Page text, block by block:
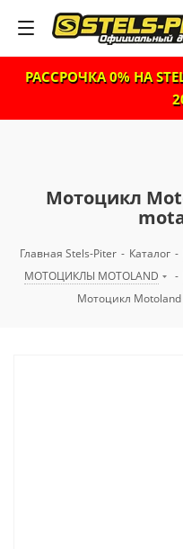
РАССРОЧКА 0% НА
Мотоцикл
Главная Stels-Piter - Каталог -
МОТОЦИКЛЫ MOTOLAND
-
Мотоцикл Motoland